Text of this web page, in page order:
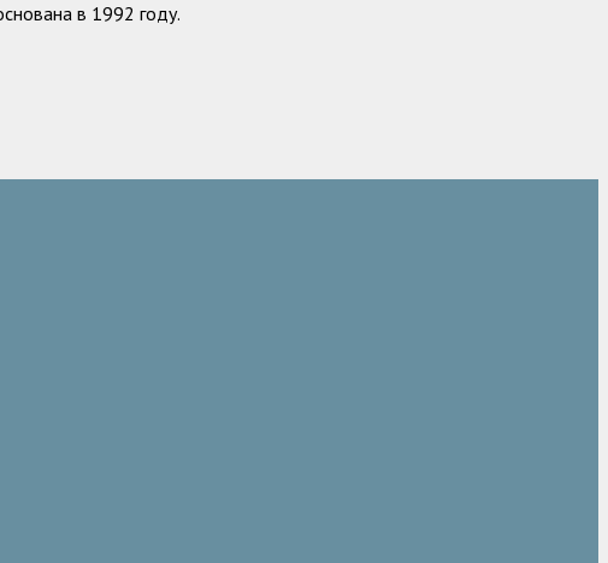
в 1992 году.